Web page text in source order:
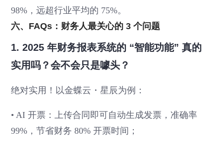
98%，远超行业平均的 75%。
六、FAQs：财务人最关心的 3 个问题
1. 2025 年财务报表系统的 “智能功能” 真的
实用吗？会不会只是噱头？
绝对实用！以金蝶云・星辰为例：
• AI 开票：上传合同即可自动生成发票，准确率
99%，节省财务 80% 开票时间；